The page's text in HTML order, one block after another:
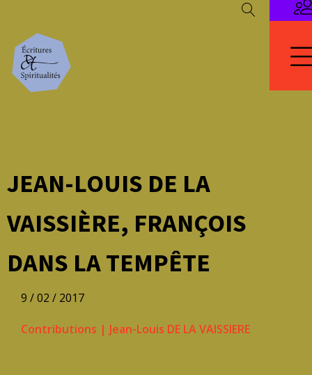
JEAN-LOUIS DE LA
VAISSIÈRE, FRANÇOIS
DANS LA TEMPÊTE
9 / 02 / 2017
Contributions | Jean-Louis DE LA VAISSIERE